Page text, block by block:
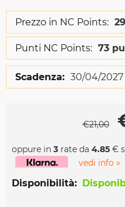
Prezzo in NC Points:
Punti NC Points: 73
Scadenza: 30/04/2027
€21,00
oppure in 3 rate da 4.85 €
vedi info »
Disponibilità: